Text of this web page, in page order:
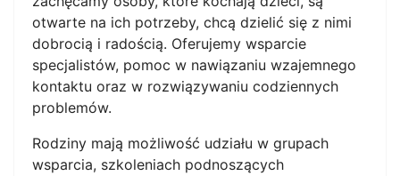
otwarte na ich potrzeby, chcą dzielić się z nimi
dobrocią i radością. Oferujemy wsparcie
specjalistów, pomoc w nawiązaniu wzajemnego
kontaktu oraz w rozwiązywaniu codziennych
problemów.
Rodziny mają możliwość udziału w grupach
wsparcia, szkoleniach podnoszących